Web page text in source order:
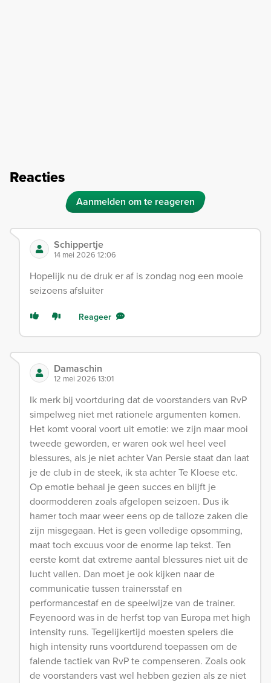
Reacties
Aanmelden om te reageren
Schippertje
14 mei 2026 12:06
Hopelijk nu de druk er af is zondag nog een mooie
seizoens afsluiter
Reageer
Damaschin
12 mei 2026 13:01
Ik merk bij voortduring dat de voorstanders van RvP
simpelweg niet met rationele argumenten komen.
Het komt vooral voort uit emotie: we zijn maar mooi
tweede geworden, er waren ook wel heel veel
blessures, als je niet achter Van Persie staat dan laat
je de club in de steek, ik sta achter Te Kloese etc.
Op emotie behaal je geen succes en blijft je
doormodderen zoals afgelopen seizoen. Dus ik
hamer toch maar weer eens op de talloze zaken die
zijn misgegaan. Het is geen volledige opsomming,
maat toch excuus voor de enorme lap tekst. Ten
eerste komt dat extreme aantal blessures niet uit de
lucht vallen. Dan moet je ook kijken naar de
communicatie tussen trainersstaf en
performancestaf en de speelwijze van de trainer.
Feyenoord was in de herfst top van Europa met high
intensity runs. Tegelijkertijd moesten spelers die
high intensity runs voortdurend toepassen om de
falende tactiek van RvP te compenseren. Zoals ook
de voorstanders vast wel hebben gezien als ze niet